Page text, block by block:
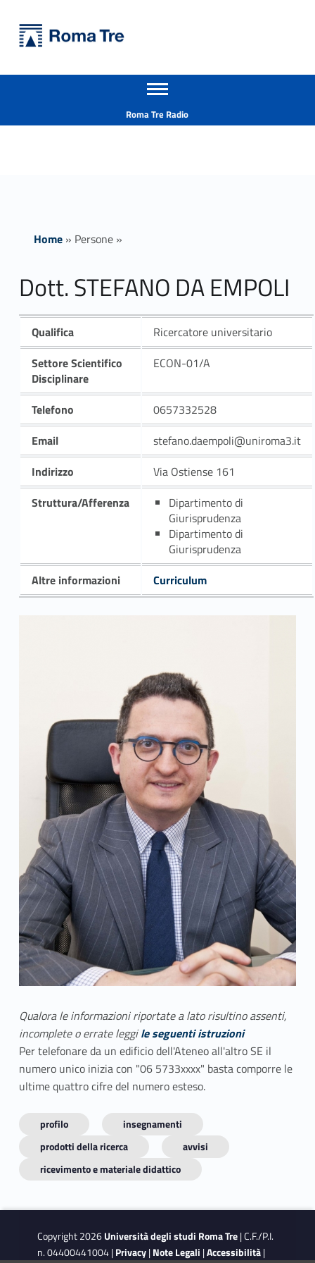
Dott. STEFANO DA EMPOLI - Università Roma Tre
Apri il menu secondario
Roma Tre Radio
Home» Persone»
Dott. STEFANO DA EMPOLI
Qualifica
Ricercatore universitario
Settore Scientifico
Disciplinare
ECON-01/A
Telefono
0657332528
Email
stefano.daempoli@uniroma3.it
Indirizzo
Via Ostiense 161
Struttura/Afferenza
Dipartimento di
Giurisprudenza
Dipartimento di
Giurisprudenza
Altre informazioni
Curriculum
Qualora le informazioni riportate a lato risultino assenti,
incomplete o errate leggile seguenti istruzioni
Per telefonare da un edificio dell'Ateneo all'altro SE il
numero unico inizia con "06 5733xxxx" basta comporre le
ultime quattro cifre del numero esteso.
profilo
insegnamenti
prodotti della ricerca
avvisi
ricevimento e materiale didattico
Copyright 2026Università degli studi Roma Tre| C.F./P.I.
n. 04400441004 |Privacy|Note Legali |Accessibilità|